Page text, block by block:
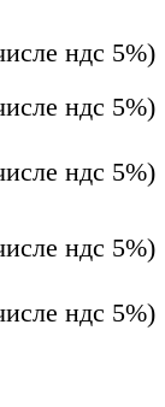
ндс 5%)
ндс 5%)
ндс 5%)
ндс 5%)
ндс 5%)